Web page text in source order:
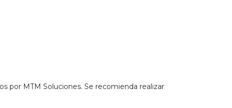
por MTM Soluciones. Se recomienda realizar